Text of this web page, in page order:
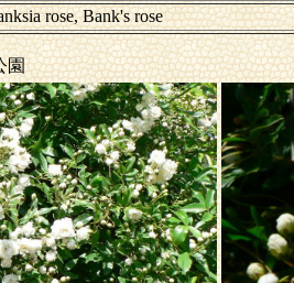
rose, Bank's rose
園